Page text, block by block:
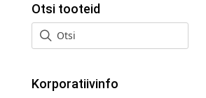
Otsi tooteid
Korporatiivinfo